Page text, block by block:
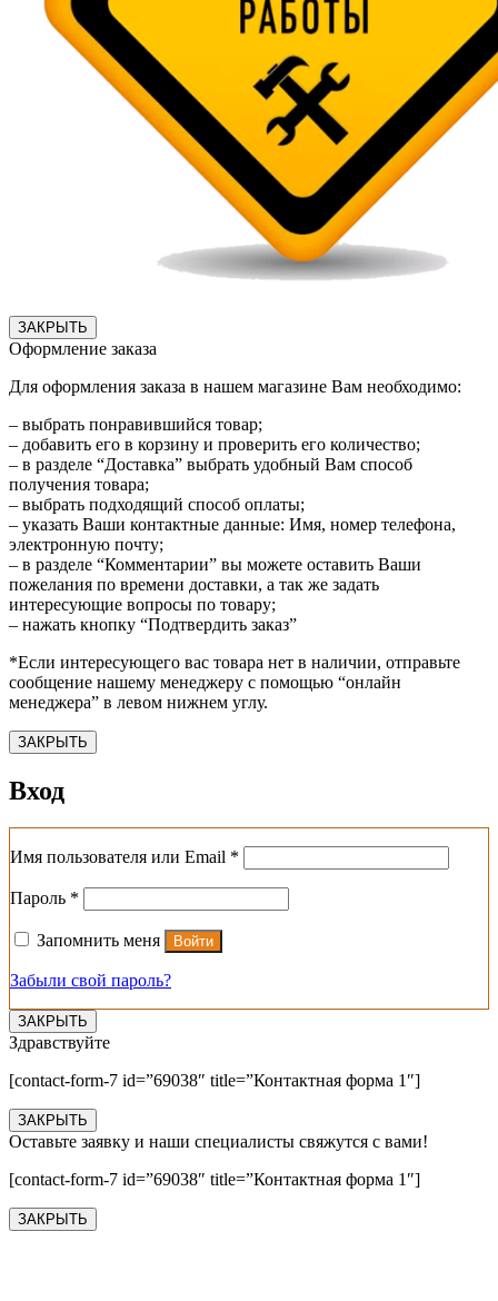
ЗАКРЫТЬ
Оформление заказа
Для оформления заказа в нашем магазине Вам необходимо:
– выбрать понравившийся товар;
– добавить его в корзину и проверить его количество;
– в разделе “Доставка” выбрать удобный Вам способ
получения товара;
– выбрать подходящий способ оплаты;
– указать Ваши контактные данные: Имя, номер телефона,
электронную почту;
– в разделе “Комментарии” вы можете оставить Ваши
пожелания по времени доставки, а так же задать
интересующие вопросы по товару;
– нажать кнопку “Подтвердить заказ”
*Если интересующего вас товара нет в наличии, отправьте
сообщение нашему менеджеру с помощью “онлайн
менеджера” в левом нижнем углу.
ЗАКРЫТЬ
Вход
Имя пользователя или Email *
Пароль *
Запомнить меня Войти
Забыли свой пароль?
ЗАКРЫТЬ
Здравствуйте
[contact-form-7 id=”69038″ title=”Контактная форма 1″]
ЗАКРЫТЬ
Оставьте заявку и наши специалисты свяжутся с вами!
[contact-form-7 id=”69038″ title=”Контактная форма 1″]
ЗАКРЫТЬ